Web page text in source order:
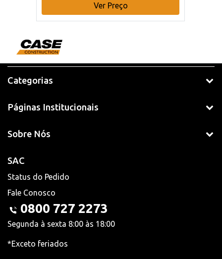
Ver Preço
Categorias
Páginas Institucionais
Sobre Nós
SAC
Status do Pedido
Fale Conosco
0800 727 2273
Segunda à sexta 8:00 às 18:00
*Exceto feriados